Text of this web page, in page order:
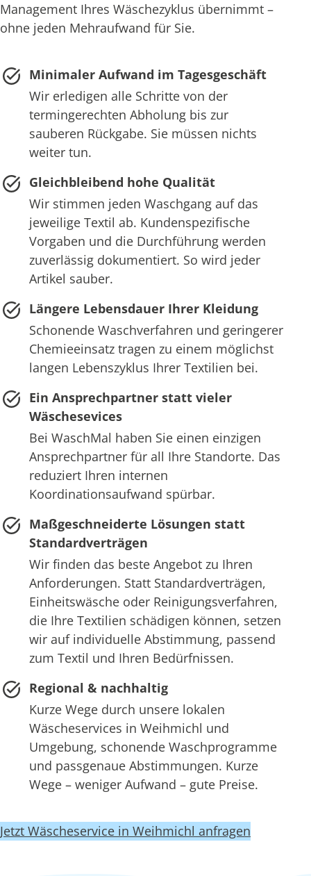
Management Ihres Wäschezyklus übernimmt –
ohne jeden Mehraufwand für Sie.
Minimaler Aufwand im Tagesgeschäft
Wir erledigen alle Schritte von der
termingerechten Abholung bis zur
sauberen Rückgabe. Sie müssen nichts
weiter tun.
Gleichbleibend hohe Qualität
Wir stimmen jeden Waschgang auf das
jeweilige Textil ab. Kundenspezifische
Vorgaben und die Durchführung werden
zuverlässig dokumentiert. So wird jeder
Artikel sauber.
Längere Lebensdauer Ihrer Kleidung
Schonende Waschverfahren und geringerer
Chemieeinsatz tragen zu einem möglichst
langen Lebenszyklus Ihrer Textilien bei.
Ein Ansprechpartner statt vieler
Wäschesevices
Bei WaschMal haben Sie einen einzigen
Ansprechpartner für all Ihre Standorte. Das
reduziert Ihren internen
Koordinationsaufwand spürbar.
Maßgeschneiderte Lösungen statt
Standardverträgen
Wir finden das beste Angebot zu Ihren
Anforderungen. Statt Standardverträgen,
Einheitswäsche oder Reinigungsverfahren,
die Ihre Textilien schädigen können, setzen
wir auf individuelle Abstimmung, passend
zum Textil und Ihren Bedürfnissen.
Regional & nachhaltig
Kurze Wege durch unsere lokalen
Wäscheservices in Weihmichl und
Umgebung, schonende Waschprogramme
und passgenaue Abstimmungen. Kurze
Wege – weniger Aufwand – gute Preise.
Jetzt Wäscheservice in Weihmichl anfragen